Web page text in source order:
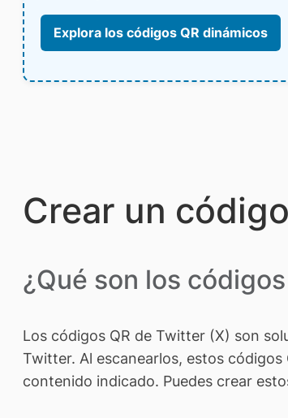
Explora los códigos QR dinámicos
Crear un
¿Qué son los
Los códigos QR de Twitter (X) son
Twitter. Al escanearlos, estos
contenido indicado. Puedes crear